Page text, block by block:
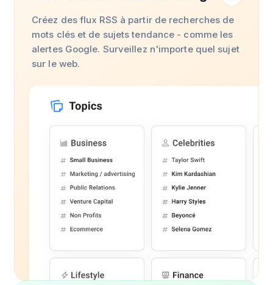
Créez des flux RSS à partir de recherches de
mots clés et de sujets tendance - comme les
alertes Google. Surveillez n'importe quel sujet
sur le web.